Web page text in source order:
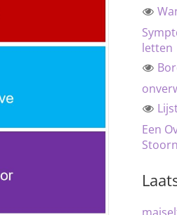
letten
Een